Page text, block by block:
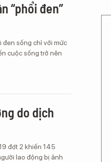
“phổi đen”
sống chỉ với mức
cuộc sống trở nên
do dịch
đợt 2 khiến 145
lao động bị ảnh